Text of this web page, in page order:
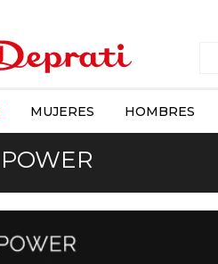
MUJERES HOMBRES